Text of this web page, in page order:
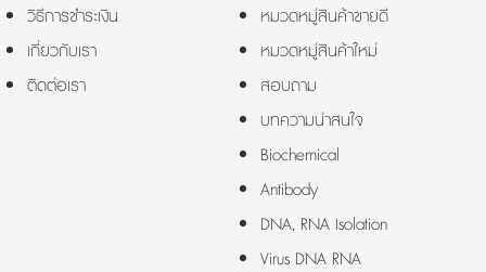
วิธีการชำระเงิน
เกี่ยวกับเรา
ติดต่อเรา
หมวดหมู่สินค้าขายดี
หมวดหมู่สินค้าใหม่
สอบถาม
บทความน่าสนใจ
Biochemical
Antibody
DNA, RNA Isolation
Virus DNA RNA